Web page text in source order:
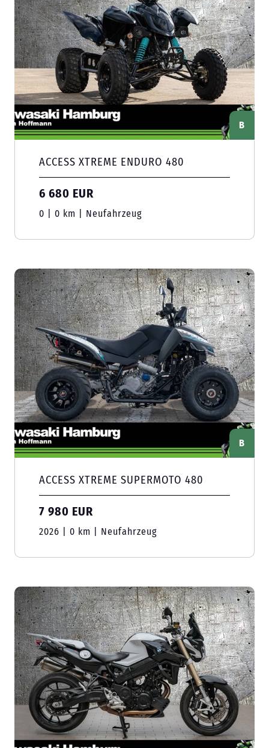
B
ACCESS XTREME ENDURO 480
6 680 EUR
0 | 0 km | Neufahrzeug
B
ACCESS XTREME SUPERMOTO 480
7 980 EUR
2026 | 0 km | Neufahrzeug